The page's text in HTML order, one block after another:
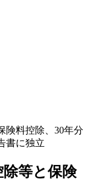
険料控除、30年分
書に独立
等と保険